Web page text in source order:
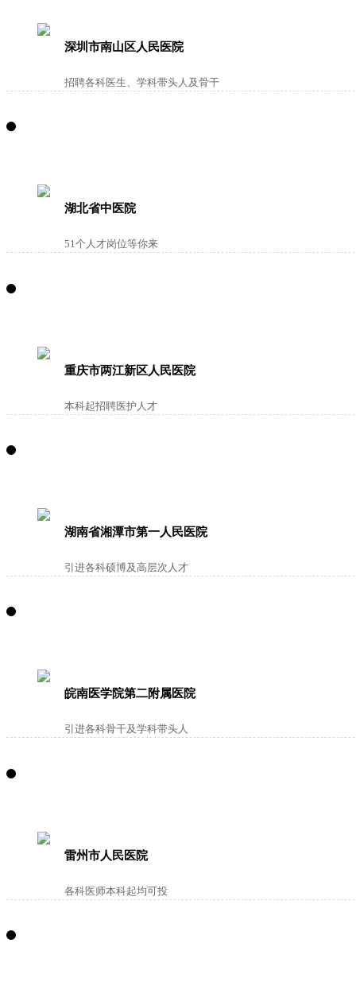
深圳市南山区人民医院
招聘各科医生、学科带头人及骨干
湖北省中医院
51个人才岗位等你来
重庆市两江新区人民医院
本科起招聘医护人才
湖南省湘潭市第一人民医院
引进各科硕博及高层次人才
皖南医学院第二附属医院
引进各科骨干及学科带头人
雷州市人民医院
各科医师本科起均可投